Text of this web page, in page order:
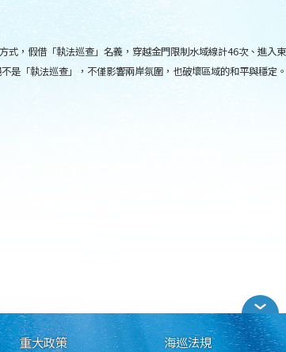
式，假借「執法巡查」名義，穿越金門限制水域線計46次、進
是「執法巡查」，不僅影響兩岸氛圍，也破壞區域的和平與穩
重大政策 海巡法規